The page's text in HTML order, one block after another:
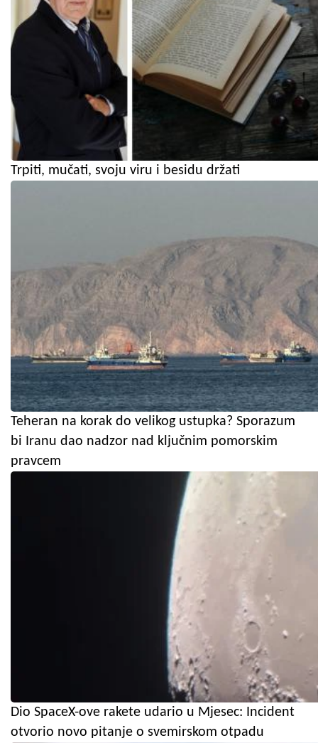
Trpiti, mučati, svoju viru i besidu držati
Teheran na korak do velikog ustupka? Sporazum
bi Iranu dao nadzor nad ključnim pomorskim
pravcem
Dio SpaceX-ove rakete udario u Mjesec: Incident
otvorio novo pitanje o svemirskom otpadu